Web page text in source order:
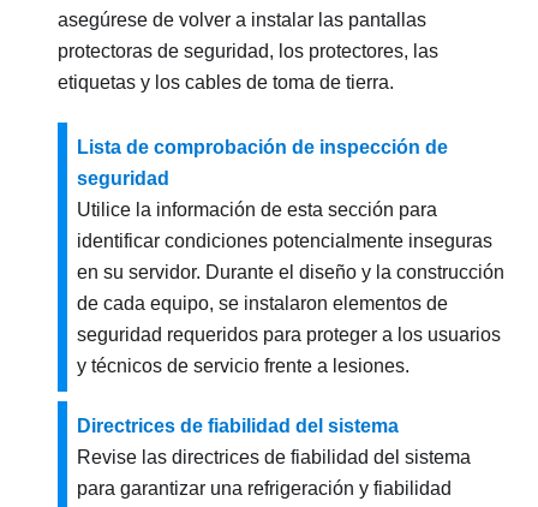
asegúrese de volver a instalar las pantallas
protectoras de seguridad, los protectores, las
etiquetas y los cables de toma de tierra.
Lista de comprobación de inspección de
seguridad
Utilice la información de esta sección para
identificar condiciones potencialmente inseguras
en su servidor. Durante el diseño y la construcción
de cada equipo, se instalaron elementos de
seguridad requeridos para proteger a los usuarios
y técnicos de servicio frente a lesiones.
Directrices de fiabilidad del sistema
Revise las directrices de fiabilidad del sistema
para garantizar una refrigeración y fiabilidad